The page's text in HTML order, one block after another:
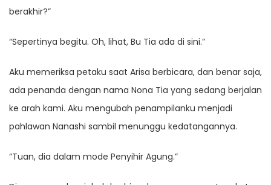
berakhir?”
“Sepertinya begitu. Oh, lihat, Bu Tia ada di sini.”
Aku memeriksa petaku saat Arisa berbicara, dan benar saja,
ada penanda dengan nama Nona Tia yang sedang berjalan
ke arah kami. Aku mengubah penampilanku menjadi
pahlawan Nanashi sambil menunggu kedatangannya.
“Tuan, dia dalam mode Penyihir Agung.”